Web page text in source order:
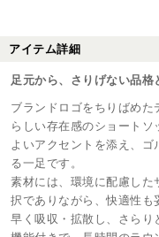
アイテム詳細
足元から、さりげない品格
ブランドロゴをちりばめた
らしい存在感のショート
よいアクセントを添え、ゴ
る一足です。
素材には、環境に配慮した
択でありながら、快適性も
早く吸収・拡散し、さらり